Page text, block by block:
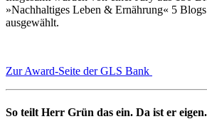
»Nachhaltiges Leben & Ernährung« 5
ausgewählt.
Zur Award-Seite der GLS Bank
So teilt Herr Grün das ein. Da ist er eigen.